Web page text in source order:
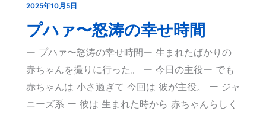
2025年10月5日
プハァ〜怒涛の幸せ時間
ー プハァ〜怒涛の幸せ時間ー 生まれたばかりの
赤ちゃんを撮りに行った。 ー 今日の主役ー でも
赤ちゃんは 小さ過ぎて 今回は 彼が主役。 ー ジャ
ニーズ系 ー 彼は 生まれた時から 赤ちゃんらしく
プ
ハ
涛
の